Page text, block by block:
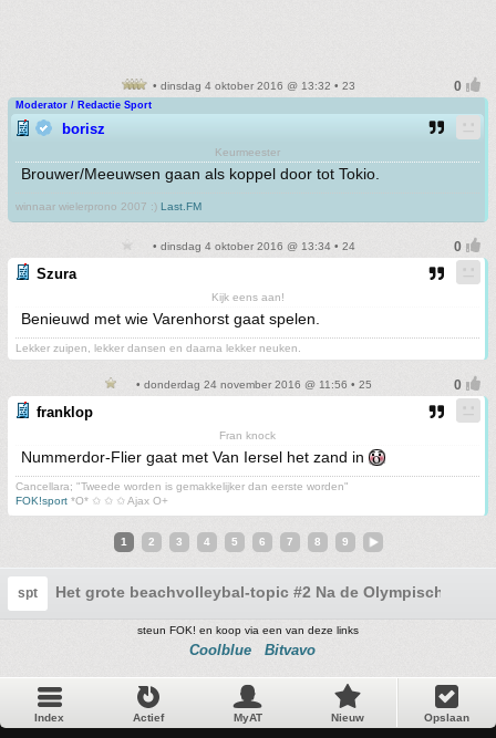
• dinsdag 4 oktober 2016 @ 13:32 • 23
Moderator / Redactie Sport
borisz
Keurmeester
Brouwer/Meeuwsen gaan als koppel door tot Tokio.
winnaar wielerprono 2007 :) Last.FM
• dinsdag 4 oktober 2016 @ 13:34 • 24
Szura
Kijk eens aan!
Benieuwd met wie Varenhorst gaat spelen.
Lekker zuipen, lekker dansen en daarna lekker neuken.
• donderdag 24 november 2016 @ 11:56 • 25
franklop
Fran knock
Nummerdor-Flier gaat met Van Iersel het zand in
Cancellara; "Tweede worden is gemakkelijker dan eerste worden"
FOK!sport *O* ✩ ✩ ✩ Ajax O+
1 2 3 4 5 6 7 8 9
spt Het grote beachvolleybal-topic #2 Na de Olympische
steun FOK! en koop via een van deze links
Coolblue Bitvavo
Index Actief MyAT Nieuw Opslaan